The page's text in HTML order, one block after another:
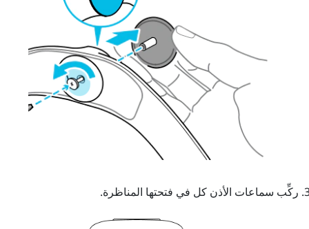
ركِّب سماعات الأذن كل في فتحتها المناظرة.